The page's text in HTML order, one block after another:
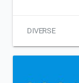
DIVERSE